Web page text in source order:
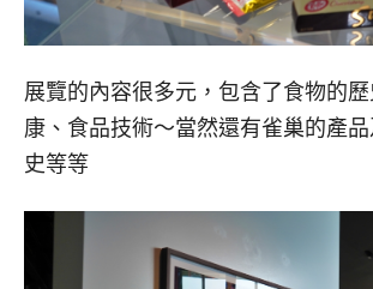
展覽的內容很多元，包含了食物的
康、食品技術～當然還有雀巢的產
史等等